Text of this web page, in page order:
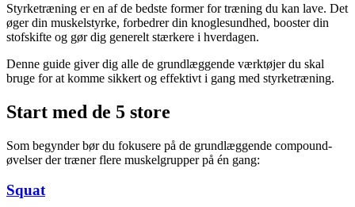
Styrketræning er en af de bedste former for træning du kan lave. Det
øger din muskelstyrke, forbedrer din knoglesundhed, booster din
stofskifte og gør dig generelt stærkere i hverdagen.
Denne guide giver dig alle de grundlæggende værktøjer du skal
bruge for at komme sikkert og effektivt i gang med styrketræning.
Start med de 5 store
Som begynder bør du fokusere på de grundlæggende compound-
øvelser der træner flere muskelgrupper på én gang:
Squat